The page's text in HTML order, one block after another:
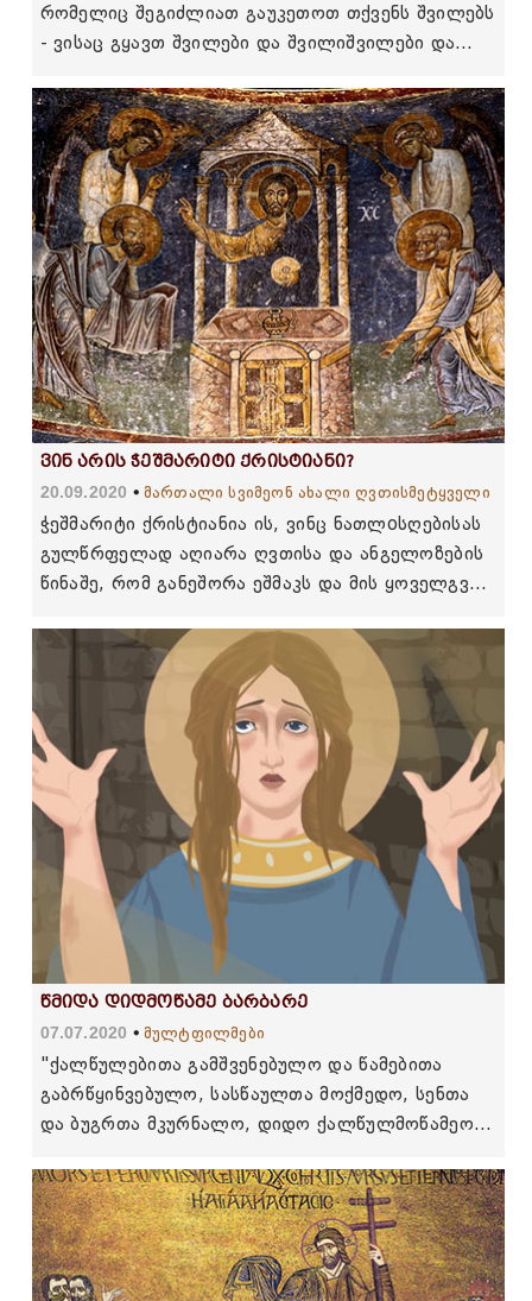
რომელიც შეგიძლიათ გაუკეთოთ თქვენს შვილებს
- ვისაც გყავთ შვილები და შვილიშვილები და
შემდეგ, როდესაც ოჯახს შექმნით.
ვინ არის ჭეშმარიტი ქრისტიანი?
20.09.2020 მართალი სვიმეონ ახალი ღვთისმეტყველი
ჭეშმარიტი ქრისტიანია ის, ვინც ნათლoსღებისას
გულწრფელად აღიარა ღვთისა და ანგელოზების
წინაშე, რომ განეშორა ეშმაკს და მის ყოველგვარ
წმიდა დიდმოწამე ბარბარე
07.07.2020 მულტფილმები
"ქალწულებითა გამშვენებულო და წამებითა
გაბრწყინვებულო, სასწაულთა მოქმედო, სენთა
და ბუგრთა მკურნალო, დიდო ქალწულმოწამეო